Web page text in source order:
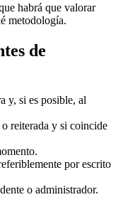
habrá que valorar
metodología.
de
y, si es posible, al
reiterada y si coincide
por escrito
o administrador.